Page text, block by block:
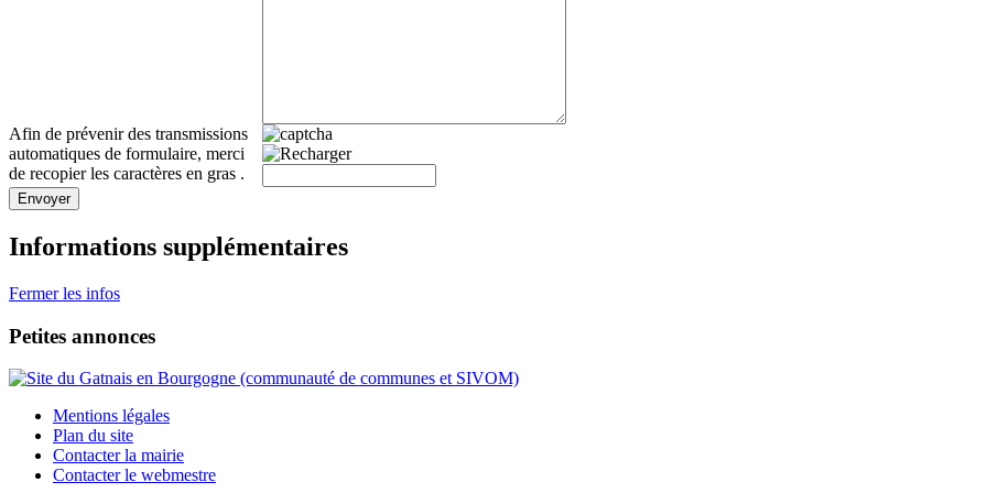
Afin de prévenir des transmissions
automatiques de formulaire, merci
de recopier les caractères en gras .
Envoyer
Informations supplémentaires
Fermer les infos
Petites annonces
Mentions légales
Plan du site
Contacter la mairie
Contacter le webmestre